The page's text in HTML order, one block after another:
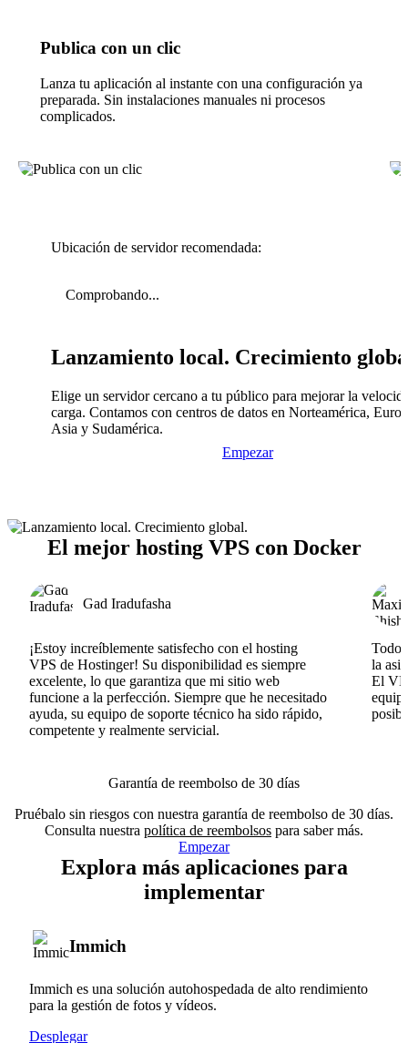
Publica con un clic
Lanza tu aplicación al instante con una configuración ya
preparada. Sin instalaciones manuales ni procesos
complicados.
Ubicación de servidor recomendada:
Comprobando...
Lanzamiento local. Crecimiento
Elige un servidor cercano a tu público para mejorar la
carga. Contamos con centros de datos en Norteamérica,
Asia y Sudamérica.
Empezar
El mejor hosting VPS con Docker
Gad Iradufasha
¡Estoy increíblemente satisfecho con el hosting
VPS de Hostinger! Su disponibilidad es siempre
excelente, lo que garantiza que mi sitio web
funcione a la perfección. Siempre que he necesitado
ayuda, su equipo de soporte técnico ha sido rápido,
competente y realmente servicial.
Todo
la
El
Garantía de reembolso de 30 días
Pruébalo sin riesgos con nuestra garantía de reembolso de 30 días.
Consulta nuestra política de reembolsos para saber más.
Empezar
Explora más aplicaciones para
implementar
Immich
Immich es una solución autohospedada de alto rendimiento
para la gestión de fotos y vídeos.
Desplegar